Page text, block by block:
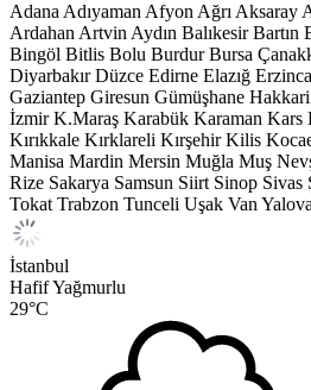
Adana Adıyaman Afyon Ağrı Aksaray
Ardahan Artvin Aydın Balıkesir Bartın
Bingöl Bitlis Bolu Burdur Bursa
Diyarbakır Düzce Edirne Elazığ
Gaziantep Giresun Gümüşhane Hakkari
İzmir K.Maraş Karabük Karaman Kars
Kırıkkale Kırklareli Kırşehir Kilis
Manisa Mardin Mersin Muğla Muş
Rize Sakarya Samsun Siirt Sinop Sivas
Tokat Trabzon Tunceli Uşak Van Yalova
İstanbul
Hafif Yağmurlu
29°C